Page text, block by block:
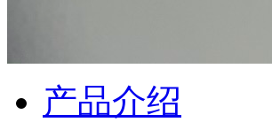
产品介绍